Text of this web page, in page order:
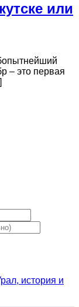
или
– это первая
история и